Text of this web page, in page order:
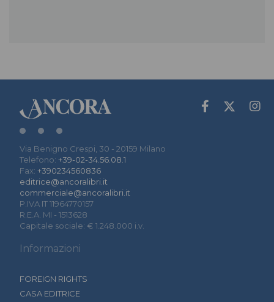
Via Benigno Crespi, 30 - 20159 Milano
Telefono: +39-02-34.56.08.1
Fax: +390234560836
editrice@ancoralibri.it
commerciale@ancoralibri.it
P.IVA IT 11964770157
R.E.A. MI - 1513628
Capitale sociale: € 1.248.000 i.v.
Informazioni
FOREIGN RIGHTS
CASA EDITRICE